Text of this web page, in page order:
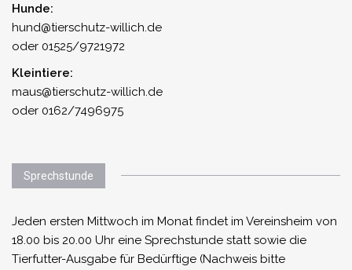
Hunde:
hund@tierschutz-willich.de
oder 01525/9721972
Kleintiere:
maus@tierschutz-willich.de
oder 0162/7496975
Sprechstunde
Jeden ersten Mittwoch im Monat findet im Vereinsheim von
18.00 bis 20.00 Uhr eine Sprechstunde statt sowie die
Tierfutter-Ausgabe für Bedürftige (Nachweis bitte